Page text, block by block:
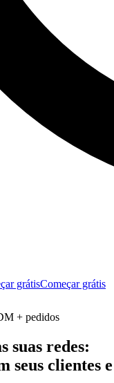
grátisComeçar grátis
+ pedidos
suas redes:
seus clientes